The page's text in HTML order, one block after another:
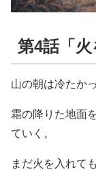
第4話「火
山の朝は冷たかっ
霜の降りた地面
ていく。
まだ火を入れて